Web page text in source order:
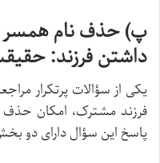
پ) حذف نام همسر
داشتن فرزند:
یکی از سؤالات پرتکرار
فرزند مشترک، امکان حذف
پاسخ این سؤال دارای دو